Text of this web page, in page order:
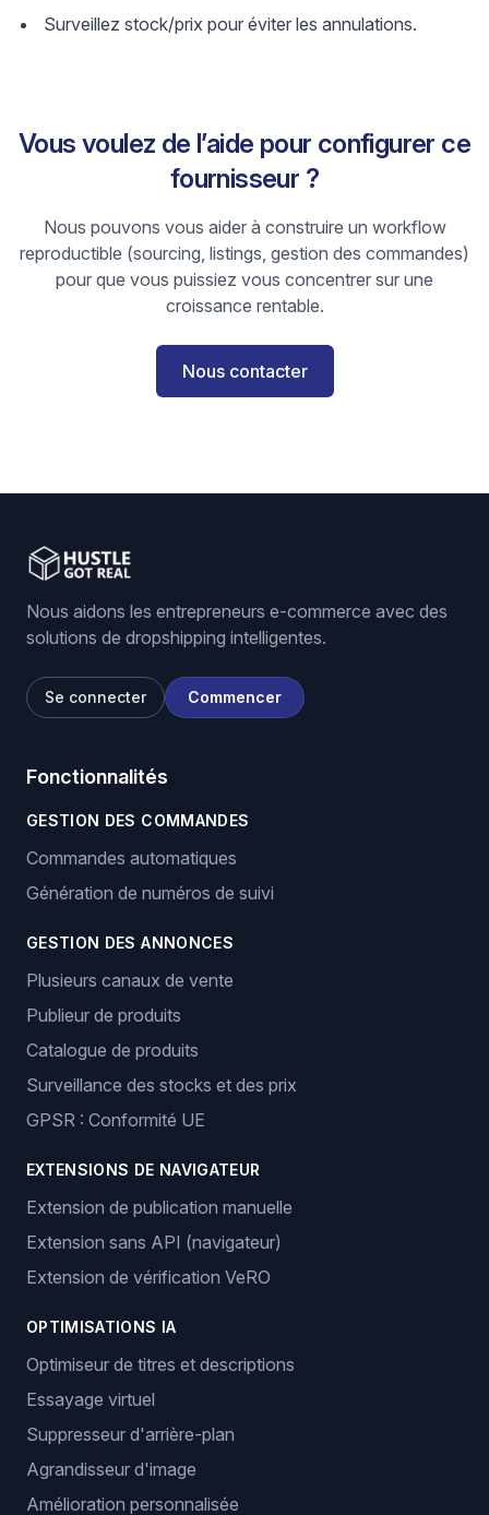
Surveillez stock/prix pour éviter les annulations.
Vous voulez de l’aide pour configurer ce
fournisseur ?
Nous pouvons vous aider à construire un workflow
reproductible (sourcing, listings, gestion des commandes)
pour que vous puissiez vous concentrer sur une
croissance rentable.
Nous contacter
Nous aidons les entrepreneurs e-commerce avec des
solutions de dropshipping intelligentes.
Se connecter Commencer
Fonctionnalités
GESTION DES COMMANDES
Commandes automatiques
Génération de numéros de suivi
GESTION DES ANNONCES
Plusieurs canaux de vente
Publieur de produits
Catalogue de produits
Surveillance des stocks et des prix
GPSR : Conformité UE
EXTENSIONS DE NAVIGATEUR
Extension de publication manuelle
Extension sans API (navigateur)
Extension de vérification VeRO
OPTIMISATIONS IA
Optimiseur de titres et descriptions
Essayage virtuel
Suppresseur d'arrière-plan
Agrandisseur d'image
Amélioration personnalisée